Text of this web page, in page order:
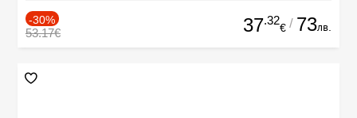
-30%
53.17€ 37.32
€ / 73лв.